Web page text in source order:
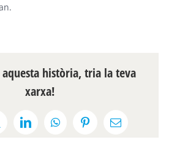
història, tria la teva
xarxa!
LinkedInWhatsAppPinterestEmail: